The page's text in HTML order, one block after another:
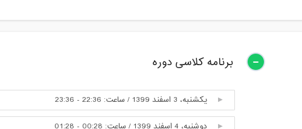
برنامه کلاسی دوره
یکشنبه، 3 اسفند 1399 / ساعت: 22:36 - 23:36